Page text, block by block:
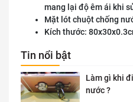
mang lại độ êm ái khi
Mặt lót chuột chống
Kích thước:
Tin nổi bật
Làm gì khi
nước ?